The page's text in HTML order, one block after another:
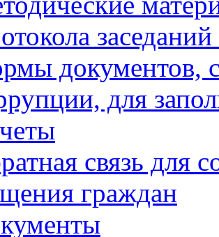
документов,
для
связь для
граждан